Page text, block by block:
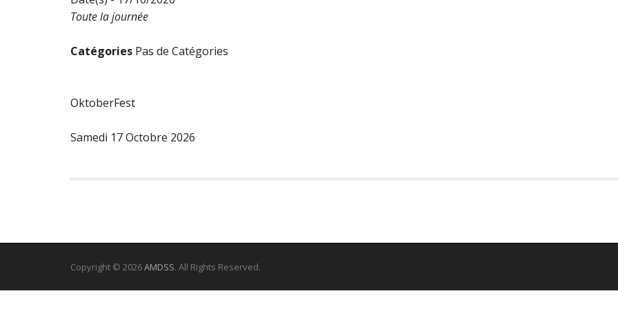
Toute la journée
Catégories Pas de Catégories
OktoberFest
Samedi 17 Octobre 2026
Copyright © 2026AMDSS. All Rights Reserved.